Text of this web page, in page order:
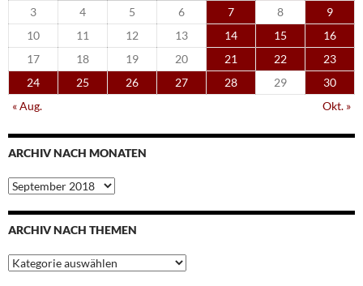
3
4 5 6 7 8
9
10
11 12 13 14 15
16
17
18 19 20 21 22
23
24
25 26 27 28 29
30
« Aug.
Okt. »
ARCHIV NACH MONATEN
Archiv
nach
Monaten
ARCHIV NACH THEMEN
Archiv
nach